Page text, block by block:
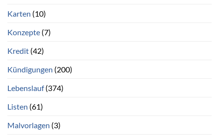
Karten (10)
Konzepte (7)
Kredit (42)
Kündigungen (200)
Lebenslauf(374)
Listen (61)
Malvorlagen (3)